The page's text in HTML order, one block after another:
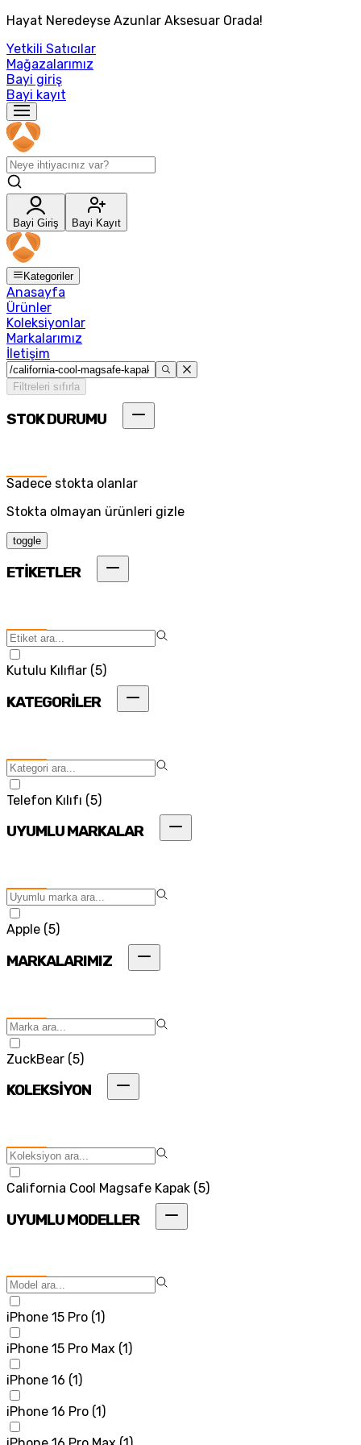
Hayat Neredeyse Azunlar Aksesuar Orada!
Yetkili Satıcılar
Mağazalarımız
Bayi giriş
Bayi kayıt
Bayi Giriş Bayi Kayıt
Kategoriler
Anasayfa
Ürünler
Koleksiyonlar
Markalarımız
İletişim
Filtreleri sıfırla
STOK DURUMU
Sadece stokta olanlar
Stokta olmayan ürünleri gizle
toggle
ETİKETLER
Kutulu Kılıflar (5)
KATEGORİLER
Telefon Kılıfı (5)
UYUMLU MARKALAR
Apple (5)
MARKALARIMIZ
ZuckBear (5)
KOLEKSİYON
California Cool Magsafe Kapak (5)
UYUMLU MODELLER
iPhone 15 Pro (1 )
iPhone 15 Pro Max (1 )
iPhone 16 (1 )
iPhone 16 Pro (1 )